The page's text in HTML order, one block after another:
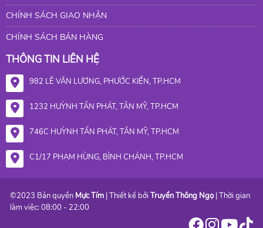
CHÍNH SÁCH GIAO NHẬN
CHÍNH SÁCH BÁN HÀNG
THÔNG TIN LIÊN HỆ
982 LÊ VĂN LƯƠNG, PHƯỚC KIỂN, TP.HCM
1232 HUỲNH TẤN PHÁT, TÂN MỸ, TP.HCM
746C HUỲNH TẤN PHÁT, TÂN MỸ, TP.HCM
C1/17 PHẠM HÙNG, BÌNH CHÁNH, TP.HCM
©2023 Bản quyền Mực Tím | Thiết kế bởi Truyền Thông Ngọ | Thời gian
làm việc: 08:00 - 22:00